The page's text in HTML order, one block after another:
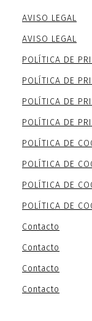
AVISO LEGAL
AVISO LEGAL
POLÍTICA DE
POLÍTICA DE
POLÍTICA DE
POLÍTICA DE
POLÍTICA DE
POLÍTICA DE
POLÍTICA DE
POLÍTICA DE
Contacto
Contacto
Contacto
Contacto